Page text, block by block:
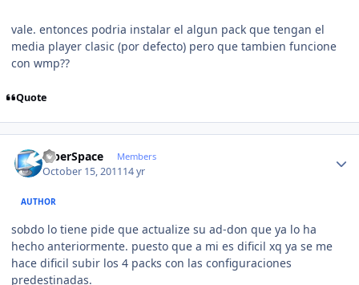
vale. entonces podria instalar el algun pack que tengan el
media player clasic (por defecto) pero que tambien funcione
con wmp??
Quote
CiberSpace Members
October 15, 201114 yr
AUTHOR
sobdo lo tiene pide que actualize su ad-don que ya lo ha
hecho anteriormente. puesto que a mi es dificil xq ya se me
hace dificil subir los 4 packs con las configuraciones
predestinadas.